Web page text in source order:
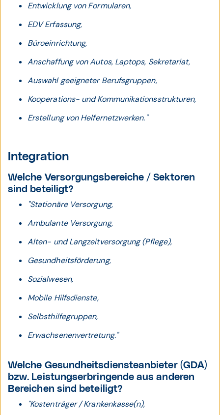
Entwicklung von Formularen,
EDV Erfassung,
Büroeinrichtung,
Anschaffung von Autos, Laptops, Sekretariat,
Auswahl geeigneter Berufsgruppen,
Kooperations- und Kommunikationsstrukturen,
Erstellung von Helfernetzwerken."
Integration
Welche Versorgungsbereiche / Sektoren
sind beteiligt?
"Stationäre Versorgung,
Ambulante Versorgung,
Alten- und Langzeitversorgung (Pflege),
Gesundheitsförderung,
Sozialwesen,
Mobile Hilfsdienste,
Selbsthilfegruppen,
Erwachsenenvertretung."
Welche Gesundheitsdiensteanbieter (GDA)
bzw. Leistungserbringende aus anderen
Bereichen sind beteiligt?
"Kostenträger / Krankenkasse(n),